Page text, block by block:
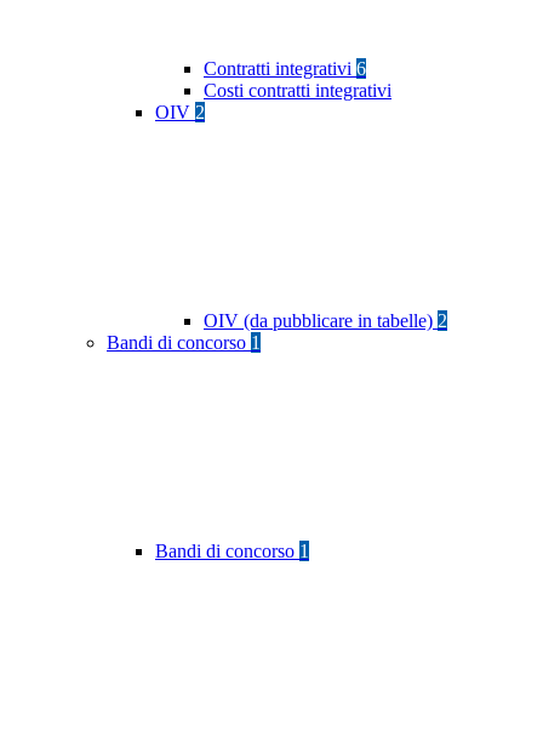
Contratti integrativi 6
Costi contratti integrativi
OIV 2
OIV (da pubblicare in tabelle) 2
Bandi di concorso 1
Bandi di concorso 1